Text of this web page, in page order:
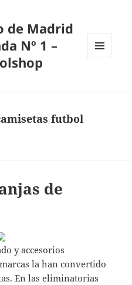
de Madrid
Nº 1 –
futbol
de
y accesorios
la han convertido
En las eliminatorias